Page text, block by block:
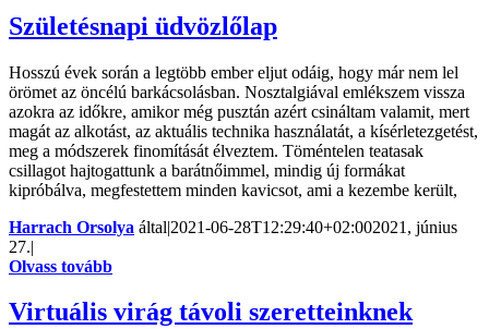
Születésnapi üdvözlőlap
Hosszú évek során a legtöbb ember eljut odáig, hogy már nem lel
örömet az öncélú barkácsolásban. Nosztalgiával emlékszem vissza
azokra az időkre, amikor még pusztán azért csináltam valamit, mert
magát az alkotást, az aktuális technika használatát, a kísérletezgetést,
meg a módszerek finomítását élveztem. Töméntelen teatasak
csillagot hajtogattunk a barátnőimmel, mindig új formákat
kipróbálva, megfestettem minden kavicsot, ami a kezembe került,
Harrach Orsolya által|2021-06-28T12:29:40+02:002021, június
27.|
Olvass tovább
Virtuális virág távoli szeretteinknek